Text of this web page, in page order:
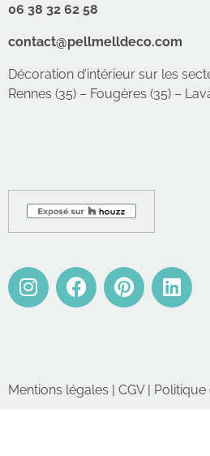
06 38 32 62 58
contact@pellmelldeco.com
Décoration d’intérieur sur les
Rennes (35) – Fougères (35) –
Mentions légales | CGV| Politique